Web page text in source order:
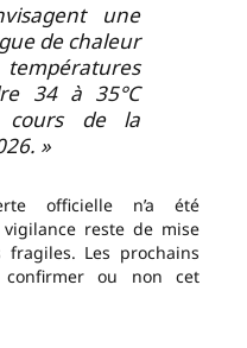
une
de chaleur
34 à 35°C
de la
»
officielle n’a été
reste de mise
Les prochains
ou non cet